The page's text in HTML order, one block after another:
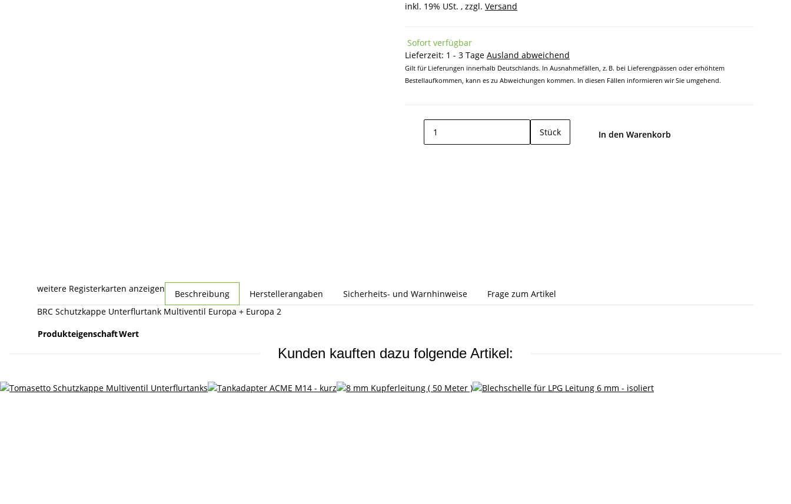
inkl. 19% USt. , zzgl. Versand
Sofort verfügbar
Lieferzeit: 1 - 3 Tage Ausland abweichend
Gilt für Lieferungen innerhalb Deutschlands. In Ausnahmefällen, z. B. bei Lieferengpässen oder erhöhtem
Bestellaufkommen, kann es zu Abweichungen kommen. In diesen Fällen informieren wir Sie umgehend.
Stück In den Warenkorb
weitere Registerkarten anzeigen Beschreibung Herstellerangaben Sicherheits- und Warnhinweise
Frage zum Artikel
BRC Schutzkappe Unterflurtank Multiventil Europa + Europa 2
ProdukteigenschaftWert
Kunden kauften dazu folgende Artikel: